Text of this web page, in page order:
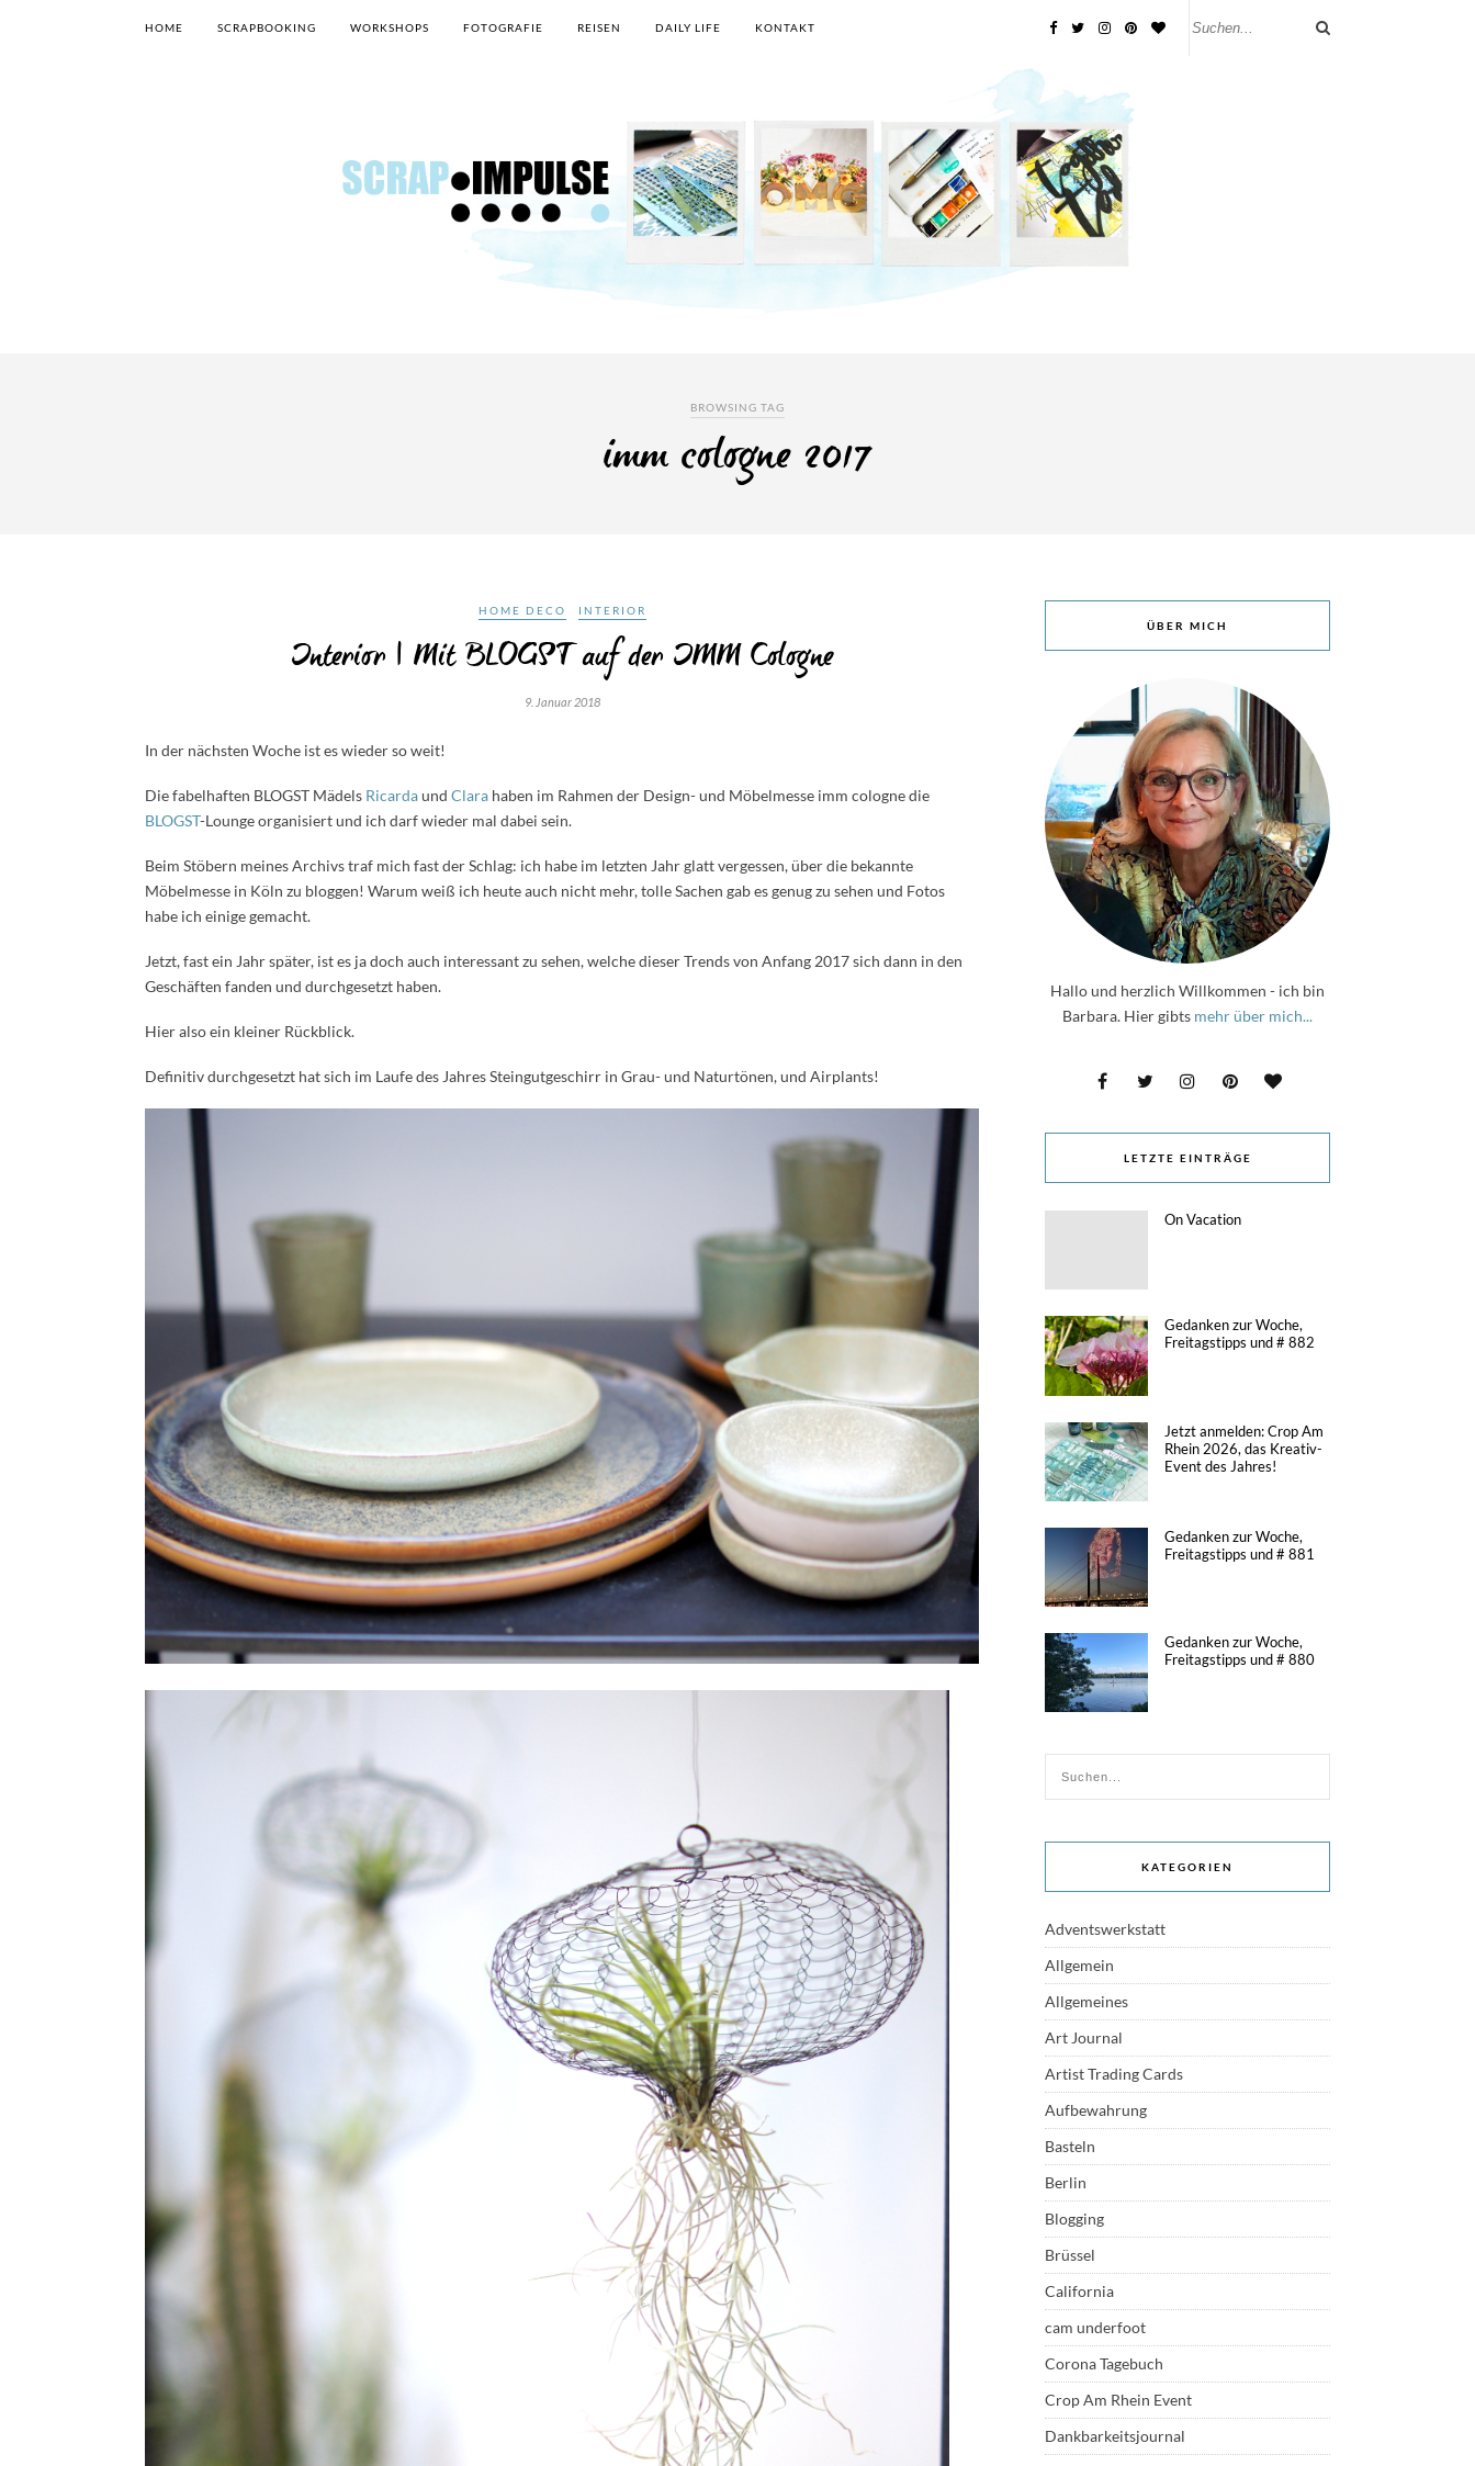
HOME SCRAPBOOKING WORKSHOPS FOTOGRAFIE REISEN DAILY LIFE KONTAKT
BROWSING TAG
imm cologne 2017
HOME DECO INTERIOR
Interior | Mit BLOGST auf der IMM Cologne
9. Januar 2018
In der nächsten Woche ist es wieder so weit!
Die fabelhaften BLOGST Mädels Ricardaund Clara haben im Rahmen der Design- und Möbelmesse imm cologne die
BLOGST-Lounge organisiert und ich darf wieder mal dabei sein.
Beim Stöbern meines Archivs traf mich fast der Schlag: ich habe im letzten Jahr glatt vergessen, über die bekannte
Möbelmesse in Köln zu bloggen! Warum weiß ich heute auch nicht mehr, tolle Sachen gab es genug zu sehen und Fotos
habe ich einige gemacht.
Jetzt, fast ein Jahr später, ist es ja doch auch interessant zu sehen, welche dieser Trends von Anfang 2017 sich dann in den
Geschäften fanden und durchgesetzt haben.
Hier also ein kleiner Rückblick.
Definitiv durchgesetzt hat sich im Laufe des Jahres Steingutgeschirr in Grau- und Naturtönen, und Airplants!
ÜBER MICH
Hallo und herzlich Willkommen - ich bin
Barbara. Hier gibts mehr über mich...
LETZTE EINTRÄGE
On Vacation
Gedanken zur Woche,
Freitagstipps und # 882
Jetzt anmelden: Crop Am
Rhein 2026, das Kreativ-
Event des Jahres!
Gedanken zur Woche,
Freitagstipps und # 881
Gedanken zur Woche,
Freitagstipps und # 880
KATEGORIEN
Adventswerkstatt
Allgemein
Allgemeines
Art Journal
Artist Trading Cards
Aufbewahrung
Basteln
Berlin
Blogging
Brüssel
California
cam underfoot
Corona Tagebuch
Crop Am Rhein Event
Dankbarkeitsjournal